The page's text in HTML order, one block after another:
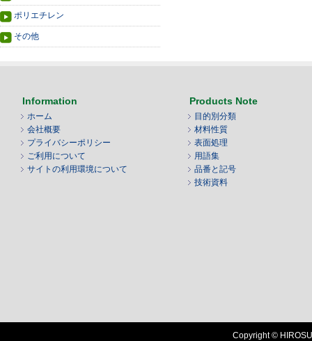
ポリエチレン
その他
Information
ホーム
会社概要
プライバシーポリシー
ご利用について
サイトの利用環境について
Products Note
目的別分類
材料性質
表面処理
用語集
品番と記号
技術資料
Copyright ©